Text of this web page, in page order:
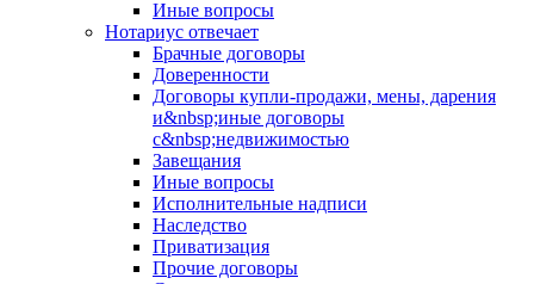
Иные вопросы
Нотариус отвечает
Брачные договоры
Доверенности
Договоры купли-продажи, мены, дарения
и&nbsp;иные договоры
с&nbsp;недвижимостью
Завещания
Иные вопросы
Исполнительные надписи
Наследство
Приватизация
Прочие договоры